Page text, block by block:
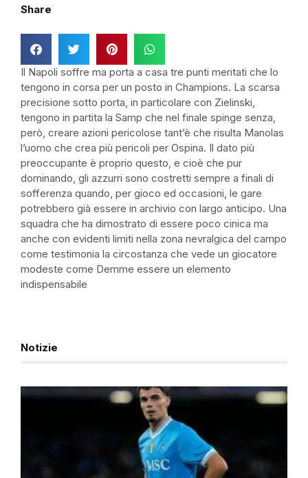
Share
Il Napoli soffre ma porta a casa tre punti meritati che lo
tengono in corsa per un posto in Champions. La scarsa
precisione sotto porta, in particolare con Zielinski,
tengono in partita la Samp che nel finale spinge senza,
però, creare azioni pericolose tant’è che risulta Manolas
l’uomo che crea più pericoli per Ospina. Il dato più
preoccupante è proprio questo, e cioè che pur
dominando, gli azzurri sono costretti sempre a finali di
sofferenza quando, per gioco ed occasioni, le gare
potrebbero già essere in archivio con largo anticipo. Una
squadra che ha dimostrato di essere poco cinica ma
anche con evidenti limiti nella zona nevralgica del campo
come testimonia la circostanza che vede un giocatore
modeste come Demme essere un elemento
indispensabile
Notizie